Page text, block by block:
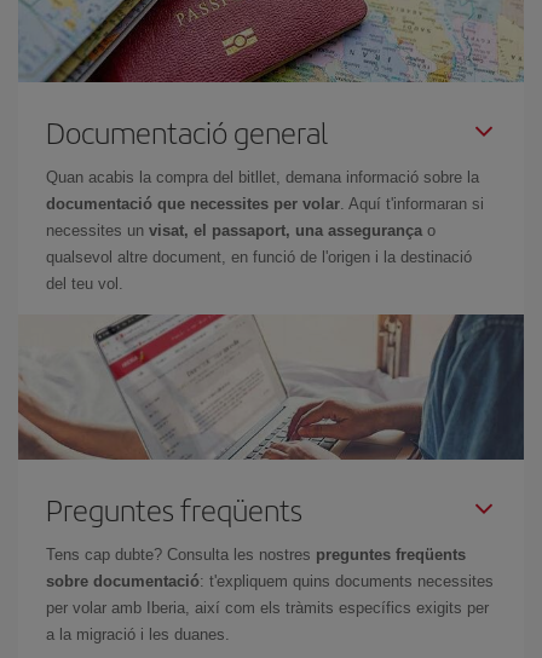
Documentació general
Quan acabis la compra del bitllet, demana informació sobre la
documentació que necessites per volar. Aquí t'informaran si
necessites un visat, el passaport, una assegurança o
qualsevol altre document, en funció de l'origen i la destinació
del teu vol.
Preguntes freqüents
Tens cap dubte? Consulta les nostres preguntes freqüents
sobre documentació: t'expliquem quins documents necessites
per volar amb Iberia, així com els tràmits específics exigits per
a la migració i les duanes.